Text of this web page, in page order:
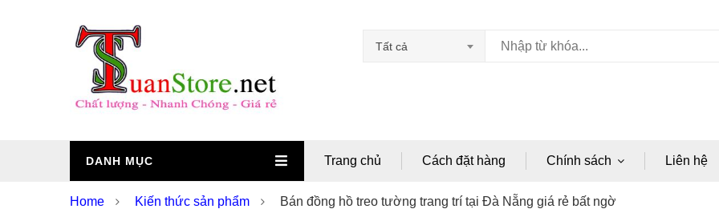
Tất cả
DANH MỤC Trang chủ Cách đặt hàng Chính sách Liên hệ
Home Kiến thức sản phẩm Bán đồng hồ treo tường trang trí tại Đà Nẵng giá rẻ bất ngờ